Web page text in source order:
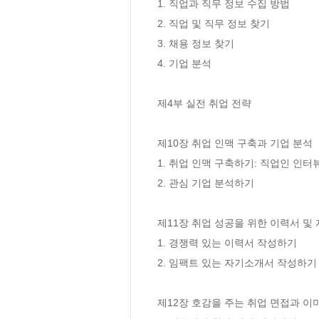
1. 직업과 직무 정보 수집 방법
2. 직업 및 직무 정보 찾기
3. 채용 정보 찾기
4. 기업 분석
제4부 실전 취업 전략
제10장 취업 인맥 구축과 기업 분석
1. 취업 인맥 구축하기: 직업인 인터
2. 관심 기업 분석하기
제11장 취업 성공을 위한 이력서 및
1. 경쟁력 있는 이력서 작성하기
2. 임팩트 있는 자기소개서 작성하기
제12장 호감을 주는 취업 면접과 이